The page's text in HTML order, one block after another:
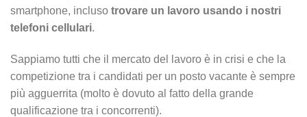
smartphone, incluso trovare un lavoro usando i nostri
telefoni cellulari.
Sappiamo tutti che il mercato del lavoro è in crisi e che la
competizione tra i candidati per un posto vacante è sempre
più agguerrita (molto è dovuto al fatto della grande
qualificazione tra i concorrenti).